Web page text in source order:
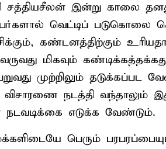
சத்தியசீலன் இன்று காலை
வெட்டிப் படுகொலை
கண்டனத்திற்கும்
வருவது மிகவும்
முற்றிலும் தடுக்கப்பட
விசாரணை நடத்தி வந்தாலும்
எடுக்க வேண்டும்.
பெரும்